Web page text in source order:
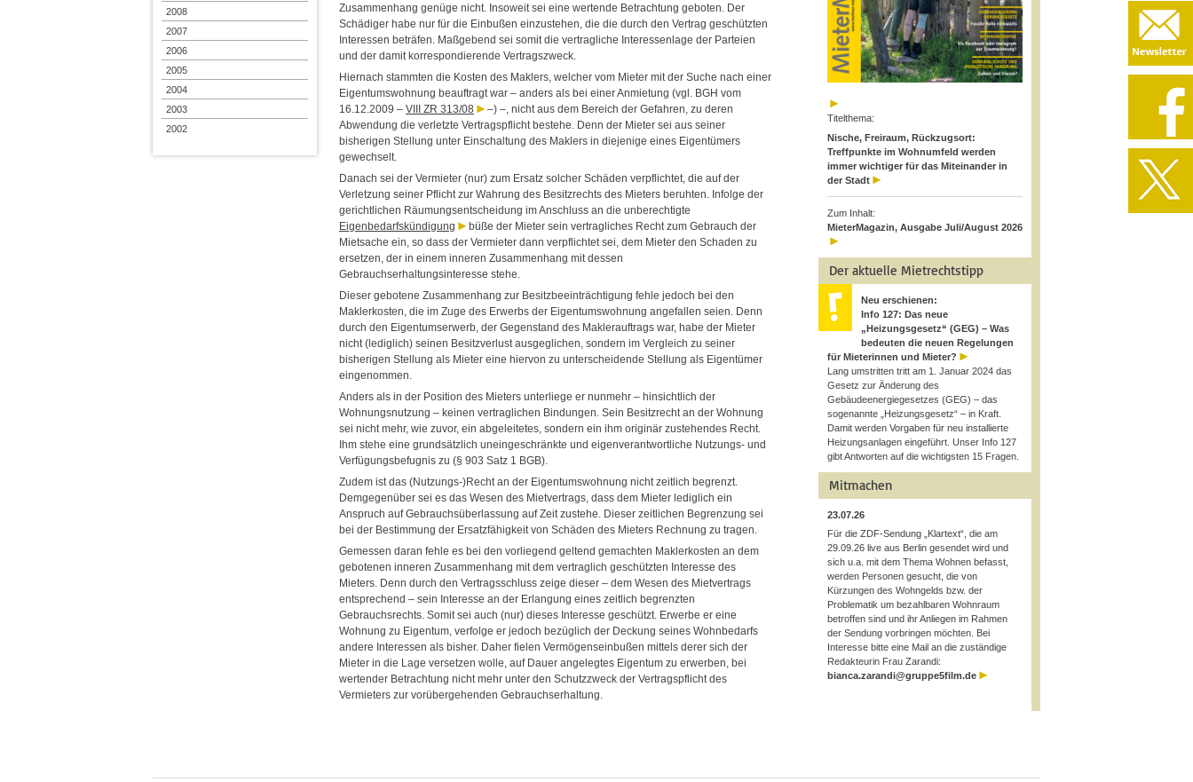
Zusammenhang genüge nicht. Insoweit sei eine wertende Betrachtung geboten. Der
Schädiger habe nur für die Einbußen einzustehen, die die durch den Vertrag geschützten
Interessen beträfen. Maßgebend sei somit die vertragliche Interessenlage der Parteien
und der damit korrespondierende Vertragszweck.
Hiernach stammten die Kosten des Maklers, welcher vom Mieter mit der Suche nach einer
Eigentumswohnung beauftragt war – anders als bei einer Anmietung (vgl. BGH vom
16.12.2009 – VIII ZR 313/08
–) –, nicht aus dem Bereich der Gefahren, zu deren
Abwendung die verletzte Vertragspflicht bestehe. Denn der Mieter sei aus seiner
bisherigen Stellung unter Einschaltung des Maklers in diejenige eines Eigentümers
gewechselt.
Danach sei der Vermieter (nur) zum Ersatz solcher Schäden verpflichtet, die auf der
Verletzung seiner Pflicht zur Wahrung des Besitzrechts des Mieters beruhten. Infolge der
gerichtlichen Räumungsentscheidung im Anschluss an die unberechtigte
Eigenbedarfskündigung
büße der Mieter sein vertragliches Recht zum Gebrauch der
Mietsache ein, so dass der Vermieter dann verpflichtet sei, dem Mieter den Schaden zu
ersetzen, der in einem inneren Zusammenhang mit dessen
Gebrauchserhaltungsinteresse stehe.
Dieser gebotene Zusammenhang zur Besitzbeeinträchtigung fehle jedoch bei den
Maklerkosten, die im Zuge des Erwerbs der Eigentumswohnung angefallen seien. Denn
durch den Eigentumserwerb, der Gegenstand des Maklerauftrags war, habe der Mieter
nicht (lediglich) seinen Besitzverlust ausgeglichen, sondern im Vergleich zu seiner
bisherigen Stellung als Mieter eine hiervon zu unterscheidende Stellung als Eigentümer
eingenommen.
Anders als in der Position des Mieters unterliege er nunmehr – hinsichtlich der
Wohnungsnutzung – keinen vertraglichen Bindungen. Sein Besitzrecht an der Wohnung
sei nicht mehr, wie zuvor, ein abgeleitetes, sondern ein ihm originär zustehendes Recht.
Ihm stehe eine grundsätzlich uneingeschränkte und eigenverantwortliche Nutzungs- und
Verfügungsbefugnis zu (§ 903 Satz 1 BGB).
Zudem ist das (Nutzungs-)Recht an der Eigentumswohnung nicht zeitlich begrenzt.
Demgegenüber sei es das Wesen des Mietvertrags, dass dem Mieter lediglich ein
Anspruch auf Gebrauchsüberlassung auf Zeit zustehe. Dieser zeitlichen Begrenzung sei
bei der Bestimmung der Ersatzfähigkeit von Schäden des Mieters Rechnung zu tragen.
Gemessen daran fehle es bei den vorliegend geltend gemachten Maklerkosten an dem
gebotenen inneren Zusammenhang mit dem vertraglich geschützten Interesse des
Mieters. Denn durch den Vertragsschluss zeige dieser – dem Wesen des Mietvertrags
entsprechend – sein Interesse an der Erlangung eines zeitlich begrenzten
Gebrauchsrechts. Somit sei auch (nur) dieses Interesse geschützt. Erwerbe er eine
Wohnung zu Eigentum, verfolge er jedoch bezüglich der Deckung seines Wohnbedarfs
andere Interessen als bisher. Daher fielen Vermögenseinbußen mittels derer sich der
Mieter in die Lage versetzen wolle, auf Dauer angelegtes Eigentum zu erwerben, bei
wertender Betrachtung nicht mehr unter den Schutzzweck der Vertragspflicht des
Vermieters zur vorübergehenden Gebrauchserhaltung.
Titelthema:
Nische, Freiraum, Rückzugsort:
Treffpunkte im Wohnumfeld werden
immer wichtiger für das Miteinander in
der Stadt
Zum Inhalt:
MieterMagazin, Ausgabe Juli/August 2026
Der aktuelle Mietrechtstipp
Neu erschienen:
Info 127: Das neue
„Heizungsgesetz“ (GEG) – Was
bedeuten die neuen Regelungen
für Mieterinnen und Mieter?
Lang umstritten tritt am 1. Januar 2024 das
Gesetz zur Änderung des
Gebäudeenergiegesetzes (GEG) – das
sogenannte „Heizungsgesetz“ – in Kraft.
Damit werden Vorgaben für neu installierte
Heizungsanlagen eingeführt. Unser Info 127
gibt Antworten auf die wichtigsten 15 Fragen.
Mitmachen
23.07.26
Für die ZDF-Sendung „Klartext“, die am
29.09.26 live aus Berlin gesendet wird und
sich u.a. mit dem Thema Wohnen befasst,
werden Personen gesucht, die von
Kürzungen des Wohngelds bzw. der
Problematik um bezahlbaren Wohnraum
betroffen sind und ihr Anliegen im Rahmen
der Sendung vorbringen möchten. Bei
Interesse bitte eine Mail an die zuständige
Redakteurin Frau Zarandi:
bianca.zarandi@gruppe5film.de
2008
2007
2006
2005
2004
2003
2002